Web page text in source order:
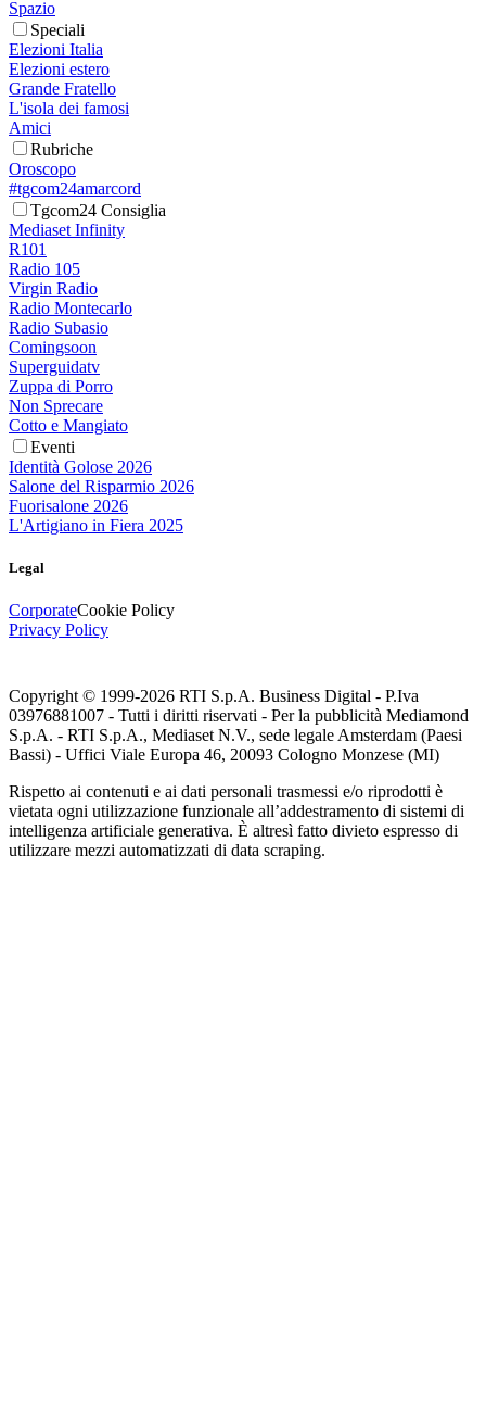
Spazio
Speciali
Elezioni Italia
Elezioni estero
Grande Fratello
L'isola dei famosi
Amici
Rubriche
Oroscopo
#tgcom24amarcord
Tgcom24 Consiglia
Mediaset Infinity
R101
Radio 105
Virgin Radio
Radio Montecarlo
Radio Subasio
Comingsoon
Superguidatv
Zuppa di Porro
Non Sprecare
Cotto e Mangiato
Eventi
Identità Golose 2026
Salone del Risparmio 2026
Fuorisalone 2026
L'Artigiano in Fiera 2025
Legal
CorporateCookie Policy
Privacy Policy
Copyright © 1999-2026 RTI S.p.A. Business Digital - P.Iva
03976881007 - Tutti i diritti riservati - Per la pubblicità Mediamond
S.p.A. - RTI S.p.A., Mediaset N.V., sede legale Amsterdam (Paesi
Bassi) - Uffici Viale Europa 46, 20093 Cologno Monzese (MI)
Rispetto ai contenuti e ai dati personali trasmessi e/o riprodotti è
vietata ogni utilizzazione funzionale all’addestramento di sistemi di
intelligenza artificiale generativa. È altresì fatto divieto espresso di
utilizzare mezzi automatizzati di data scraping.